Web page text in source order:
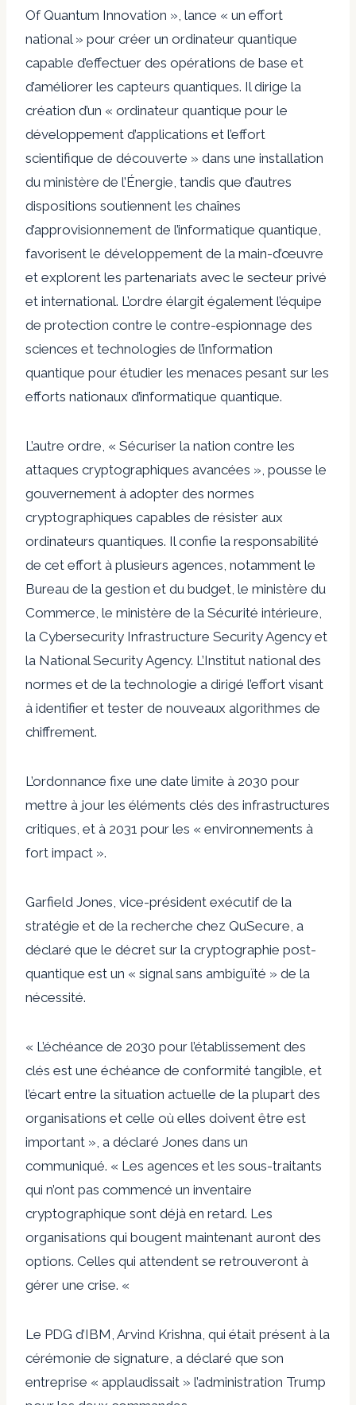
Of Quantum Innovation », lance « un effort
national » pour créer un ordinateur quantique
capable d’effectuer des opérations de base et
d’améliorer les capteurs quantiques. Il dirige la
création d’un « ordinateur quantique pour le
développement d’applications et l’effort
scientifique de découverte » dans une installation
du ministère de l’Énergie, tandis que d’autres
dispositions soutiennent les chaînes
d’approvisionnement de l’informatique quantique,
favorisent le développement de la main-d’œuvre
et explorent les partenariats avec le secteur privé
et international. L’ordre élargit également l’équipe
de protection contre le contre-espionnage des
sciences et technologies de l’information
quantique pour étudier les menaces pesant sur les
efforts nationaux d’informatique quantique.
L’autre ordre, « Sécuriser la nation contre les
attaques cryptographiques avancées », pousse le
gouvernement à adopter des normes
cryptographiques capables de résister aux
ordinateurs quantiques. Il confie la responsabilité
de cet effort à plusieurs agences, notamment le
Bureau de la gestion et du budget, le ministère du
Commerce, le ministère de la Sécurité intérieure,
la Cybersecurity Infrastructure Security Agency et
la National Security Agency. L’Institut national des
normes et de la technologie a dirigé l’effort visant
à identifier et tester de nouveaux algorithmes de
chiffrement.
L’ordonnance fixe une date limite à 2030 pour
mettre à jour les éléments clés des infrastructures
critiques, et à 2031 pour les « environnements à
fort impact ».
Garfield Jones, vice-président exécutif de la
stratégie et de la recherche chez QuSecure, a
déclaré que le décret sur la cryptographie post-
quantique est un « signal sans ambiguïté » de la
nécessité.
« L’échéance de 2030 pour l’établissement des
clés est une échéance de conformité tangible, et
l’écart entre la situation actuelle de la plupart des
organisations et celle où elles doivent être est
important », a déclaré Jones dans un
communiqué. « Les agences et les sous-traitants
qui n’ont pas commencé un inventaire
cryptographique sont déjà en retard. Les
organisations qui bougent maintenant auront des
options. Celles qui attendent se retrouveront à
gérer une crise. «
Le PDG d’IBM, Arvind Krishna, qui était présent à la
cérémonie de signature, a déclaré que son
entreprise « applaudissait » l’administration Trump